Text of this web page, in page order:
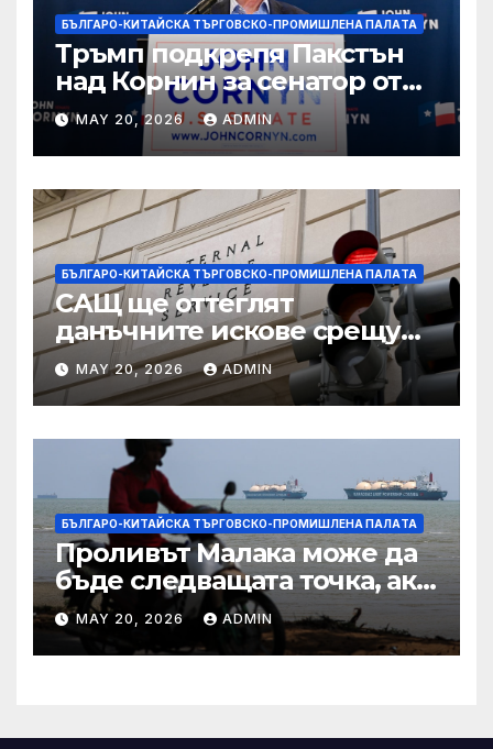
БЪЛГАРО-КИТАЙСКА ТЪРГОВСКО-ПРОМИШЛЕНА ПАЛAТА
Тръмп подкрепя Пакстън
над Корнин за сенатор от
Тексас в шокираща
подкрепа
MAY 20, 2026 ADMIN
БЪЛГАРО-КИТАЙСКА ТЪРГОВСКО-ПРОМИШЛЕНА ПАЛAТА
САЩ ще оттеглят
данъчните искове срещу
Тръмп „завинаги“ в
сделката за съдебно дело с
IRS
MAY 20, 2026 ADMIN
БЪЛГАРО-КИТАЙСКА ТЪРГОВСКО-ПРОМИШЛЕНА ПАЛAТА
Проливът Малака може да
бъде следващата точка, ако
Азия не внимава
MAY 20, 2026 ADMIN